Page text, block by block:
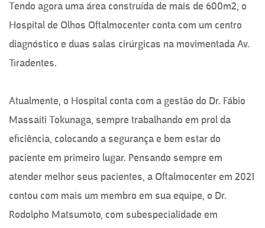
Tendo agora uma área construída de mais de 600m2, o
Hospital de Olhos Oftalmocenter conta com um centro
diagnóstico e duas salas cirúrgicas na movimentada Av.
Tiradentes.
Atualmente, o Hospital conta com a gestão do Dr. Fábio
Massaiti Tokunaga, sempre trabalhando em prol da
eficiência, colocando a segurança e bem estar do
paciente em primeiro lugar. Pensando sempre em
atender melhor seus pacientes, a Oftalmocenter em 2021
contou com mais um membro em sua equipe, o Dr.
Rodolpho Matsumoto, com subespecialidade em